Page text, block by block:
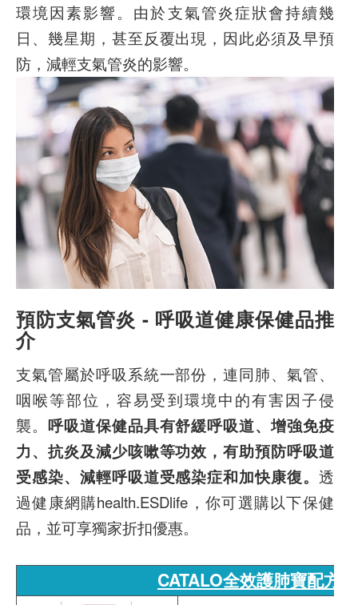
環境因素影響。由於支氣管炎症狀會持續幾
日、幾星期，甚至反覆出現，因此必須及早預
防，減輕支氣管炎的影響。
預防支氣管炎 - 呼吸道健康保健品推
介
支氣管屬於呼吸系統一部份，連同肺、氣管、
咽喉等部位，容易受到環境中的有害因子侵
襲。 呼吸道保健品具有舒緩呼吸道、增強免疫
力、抗炎及減少咳嗽等功效，有助預防呼吸道
受感染、減輕呼吸道受感染症和加快康復。 透
過健康網購health.ESDlife，你可選購以下保健
品，並可享獨家折扣優惠。
CATALO全效護肺寶配方